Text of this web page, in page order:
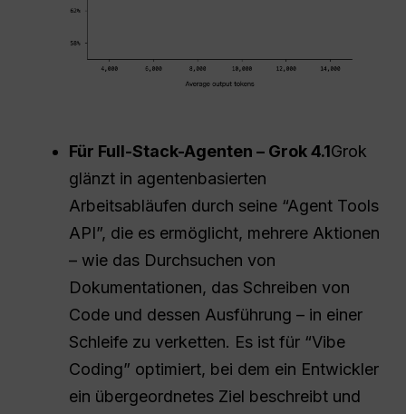
Für Full-Stack-Agenten – Grok 4.1Grok
glänzt in agentenbasierten
Arbeitsabläufen durch seine “Agent Tools
API”, die es ermöglicht, mehrere Aktionen
– wie das Durchsuchen von
Dokumentationen, das Schreiben von
Code und dessen Ausführung – in einer
Schleife zu verketten. Es ist für “Vibe
Coding” optimiert, bei dem ein Entwickler
ein übergeordnetes Ziel beschreibt und